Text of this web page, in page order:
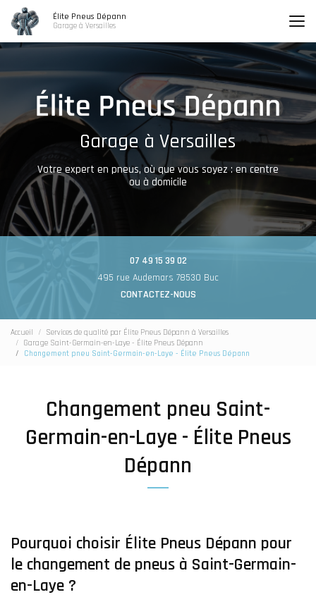
contenu
principal
Élite Pneus Dépann
Garage à Versailles
Garage à Versailles
Votre expert en pneus, où que vous soyez : en centre
ou à domicile
07 49 15 39 02
495 rue Audemars 78530 Buc
CONTACTEZ-NOUS
Accueil
Services de qualité par Élite Pneus Dépann à Versailles
Garage Saint-Germain-en-Laye - Élite Pneus Dépann
Changement pneu Saint-Germain-en-Laye - Élite Pneus Dépann
Changement pneu Saint-
Germain-en-Laye - Élite Pneus
Dépann
Pourquoi choisir Élite Pneus Dépann pour
le changement de pneus à Saint-Germain-
en-Laye ?